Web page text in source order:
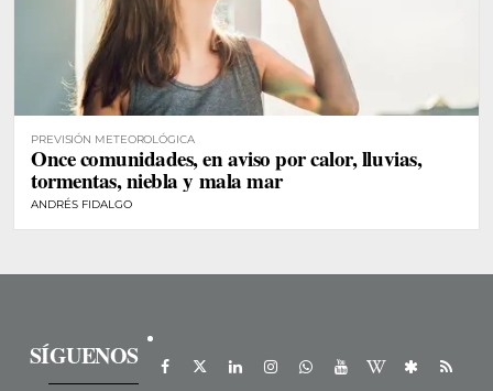
PREVISIÓN METEOROLÓGICA
Once comunidades, en aviso por calor, lluvias,
tormentas, niebla y mala mar
ANDRÉS FIDALGO
SÍGUENOS